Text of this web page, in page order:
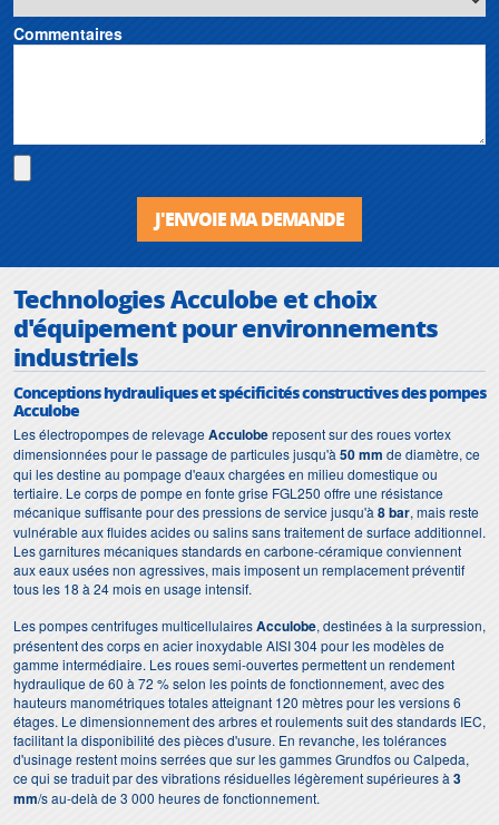
Commentaires
J'ENVOIE MA DEMANDE
Technologies Acculobe et choix
d'équipement pour environnements
industriels
Conceptions hydrauliques et spécificités constructives des pompes
Acculobe
Les électropompes de relevageAcculobereposent sur des roues vortex
dimensionnées pour le passage de particules jusqu'à 50 mm de diamètre, ce
qui les destine au pompage d'eaux chargées en milieu domestique ou
tertiaire. Le corps de pompe en fonte grise FGL250 offre une résistance
mécanique suffisante pour des pressions de service jusqu'à 8 bar, mais reste
vulnérable aux fluides acides ou salins sans traitement de surface additionnel.
Les garnitures mécaniques standards en carbone-céramique conviennent
aux eaux usées non agressives, mais imposent un remplacement préventif
tous les 18 à 24 mois en usage intensif.
Les pompes centrifuges multicellulairesAcculobe, destinées à la surpression,
présentent des corps en acier inoxydable AISI 304 pour les modèles de
gamme intermédiaire. Les roues semi-ouvertes permettent un rendement
hydraulique de 60 à 72 % selon les points de fonctionnement, avec des
hauteurs manométriques totales atteignant 120 mètres pour les versions 6
étages. Le dimensionnement des arbres et roulements suit des standards IEC,
facilitant la disponibilité des pièces d'usure. En revanche, les tolérances
d'usinage restent moins serrées que sur les gammes Grundfos ou Calpeda,
ce qui se traduit par des vibrations résiduelles légèrement supérieures à 3
mm/s au-delà de 3 000 heures de fonctionnement.